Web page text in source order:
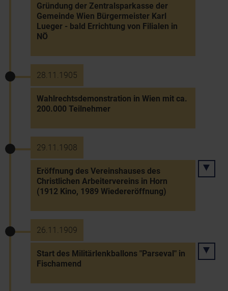
Gründung der Zentralsparkasse der
Gemeinde Wien Bürgermeister Karl
Lueger - bald Errichtung von Filialen in
NÖ
28.11.1905
Wahlrechtsdemonstration in Wien mit ca.
200.000 Teilnehmer
29.11.1908
Eröffnung des Vereinshauses des
Christlichen Arbeitervereins in Horn
(1912 Kino, 1989 Wiedereröffnung)
26.11.1909
Start des Militärlenkballons "Parseval" in
Fischamend